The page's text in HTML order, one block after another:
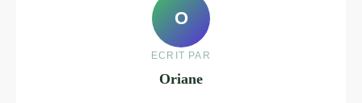
O
ECRIT PAR
Oriane